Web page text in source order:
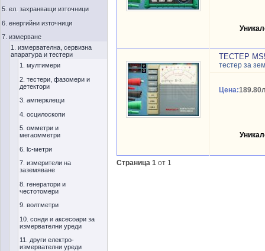
5. ел. захранващи източници
6. енергийни източници
7. измерване
1. измервателна, сервизна
апаратура и тестери
1. мултимери
2. тестери, фазомери и
детектори
3. амперклещи
4. осцилоскопи
5. омметри и
мегаомметри
6. lc-метри
7. измерители на
заземяване
8. генератори и
честотомери
9. волтметри
10. сонди и аксесоари за
измервателни уреди
11. други електро-
измервателни уреди
ТЕСТЕР
тестер за
Цена:
Страница 1 от 1